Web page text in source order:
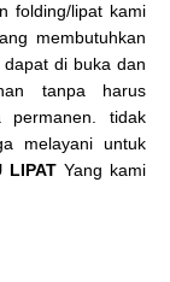
folding/lipat kami
membutuhkan
di buka dan
tanpa harus
permanen. tidak
melayani untuk
LIPAT Yang kami